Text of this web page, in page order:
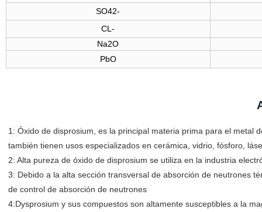
SO42-
CL-
Na2O
PbO
1: Óxido de disprosium, es la principal materia prima para el metal
también tienen usos especializados en cerámica, vidrio, fósforo,
2: Alta pureza de óxido de disprosium se utiliza en la industria
3: Debido a la alta sección transversal de absorción de neutrones
de control de absorción de neutrones
4:Dysprosium y sus compuestos son altamente susceptibles a la